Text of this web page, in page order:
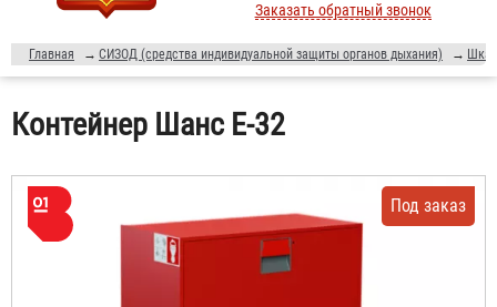
Заказать обратный звонок
Главная → СИЗОД (средства индивидуальной защиты органов дыхания) →
Контейнер Шанс Е-32
Под заказ